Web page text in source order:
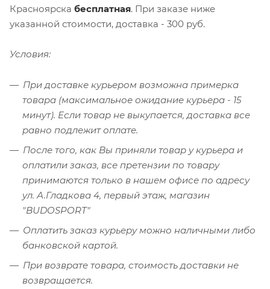
Красноярска бесплатная. При заказе ниже
указанной стоимости, доставка - 300 руб.
Условия:
При доставке курьером возможна примерка
товара (максимальное ожидание курьера - 15
минут). Если товар не выкупается, доставка все
равно подлежит оплате.
После того, как Вы приняли товар у курьера и
оплатили заказ, все претензии по товару
принимаются только в нашем офисе по адресу
ул. А.Гладкова 4, первый этаж, магазин
"BUDOSPORT"
Оплатить заказ курьеру можно наличными либо
банковской картой.
При возврате товара, стоимость доставки не
возвращается.